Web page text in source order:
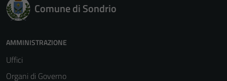
Comune di Sondrio
AMMINISTRAZIONE
Uffici
Organi di Governo